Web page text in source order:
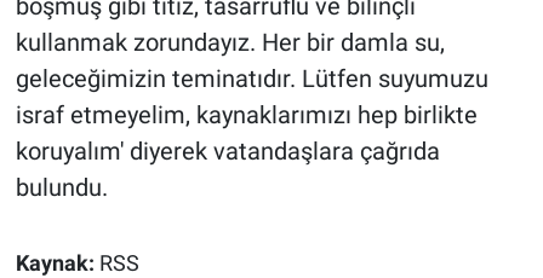
boşmuş gibi titiz, tasarruflu ve bilinçli
kullanmak zorundayız. Her bir damla su,
geleceğimizin teminatıdır. Lütfen suyumuzu
israf etmeyelim, kaynaklarımızı hep birlikte
koruyalım' diyerek vatandaşlara çağrıda
bulundu.
Kaynak: RSS